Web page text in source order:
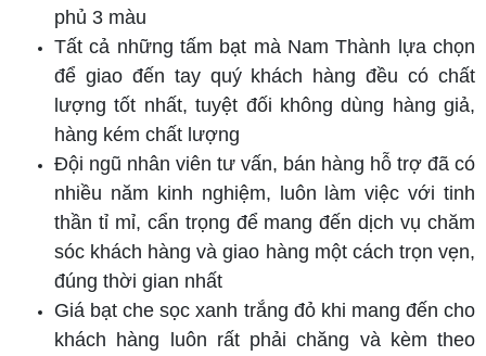
phủ 3 màu
Tất cả những tấm bạt mà Nam Thành lựa chọn
để giao đến tay quý khách hàng đều có chất
lượng tốt nhất, tuyệt đối không dùng hàng giả,
hàng kém chất lượng
Đội ngũ nhân viên tư vấn, bán hàng hỗ trợ đã có
nhiều năm kinh nghiệm, luôn làm việc với tinh
thần tỉ mỉ, cẩn trọng để mang đến dịch vụ chăm
sóc khách hàng và giao hàng một cách trọn vẹn,
đúng thời gian nhất
Giá bạt che sọc xanh trắng đỏ khi mang đến cho
khách hàng luôn rất phải chăng và kèm theo